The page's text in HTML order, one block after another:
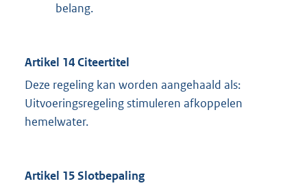
belang.
Artikel 14 Citeertitel
Deze regeling kan worden aangehaald als:
Uitvoeringsregeling stimuleren afkoppelen
hemelwater.
Artikel 15 Slotbepaling